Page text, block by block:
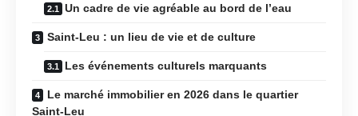
Un cadre de vie agréable au bord de l’eau
Saint-Leu : un lieu de vie et de culture
Les événements culturels marquants
Le marché immobilier en 2026 dans le quartier
Saint-Leu